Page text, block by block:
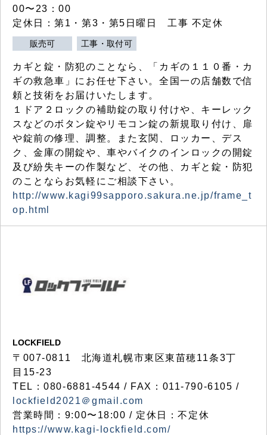
00〜23：00
定休日：第1・第3・第5日曜日 工事 不定休
販売可 工事・取付可
カギと錠・防犯のことなら、「カギの１１０番・カ
ギの救急車」にお任せ下さい。全国一の店舗数で信
頼と技術をお届けいたします。
１ドア２ロックの補助錠の取り付けや、キーレック
スなどのボタン錠やリモコン錠の新規取り付け、扉
や錠前の修理、調整。また玄関、ロッカー、デス
ク、金庫の開錠や、車やバイクのインロックの開錠
及び紛失キーの作製など、その他、カギと錠・防犯
のことならお気軽にご相談下さい。
http://www.kagi99sapporo.sakura.ne.jp/frame_t
op.html
LOCKFIELD
〒007-0811 北海道札幌市東区東苗穂11条3丁
目15-23
TEL：080-6881-4544 / FAX：011-790-6105 /
lockfield2021＠gmail.com
営業時間：9:00〜18:00 / 定休日：不定休
https://www.kagi-lockfield.com/